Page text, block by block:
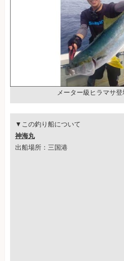
メーター級ヒラマサ登
▼この釣り船について
神海丸
出船場所：三国港